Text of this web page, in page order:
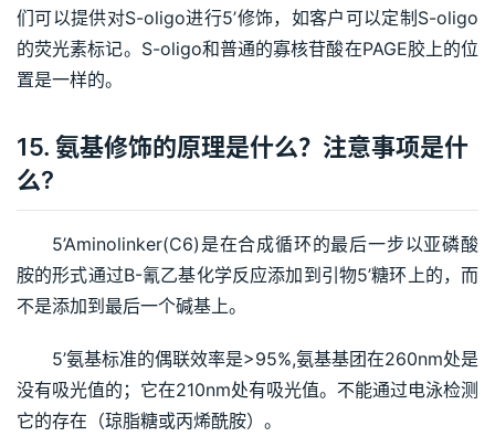
们可以提供对S-oligo进行5’修饰，如客户可以定制S-oligo
的荧光素标记。S-oligo和普通的寡核苷酸在PAGE胶上的位
置是一样的。
15. 氨基修饰的原理是什么？注意事项是什
么?
5’Aminolinker(C6)是在合成循环的最后一步以亚磷酸
胺的形式通过B-氰乙基化学反应添加到引物5’糖环上的，而
不是添加到最后一个碱基上。
5’氨基标准的偶联效率是>95%,氨基基团在260nm处是
没有吸光值的；它在210nm处有吸光值。不能通过电泳检测
它的存在（琼脂糖或丙烯酰胺）。